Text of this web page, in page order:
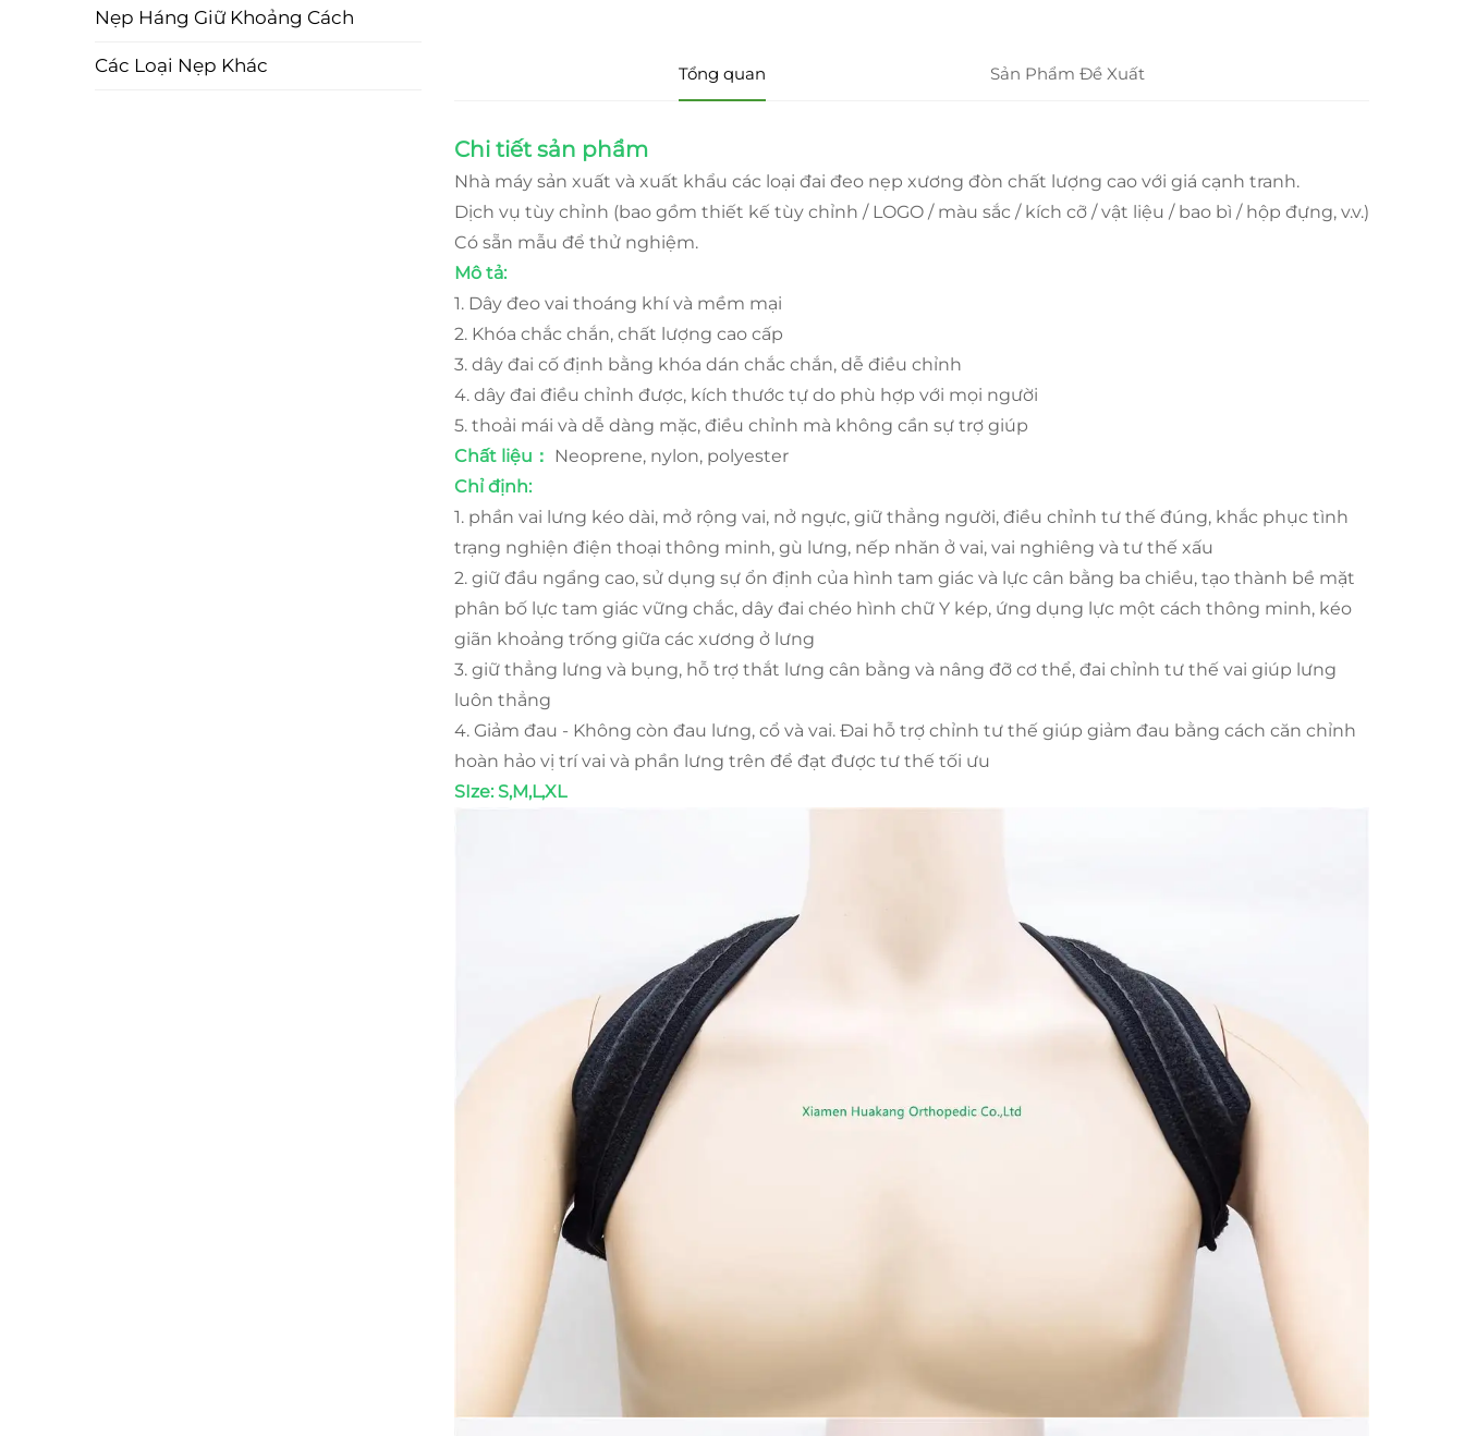
Nẹp Háng Giữ Khoảng Cách
Các Loại Nẹp Khác Tổng quan Sản Phẩm Đề Xuất
Chi tiết sản phẩm
Nhà máy sản xuất và xuất khẩu các loại đai đeo nẹp xương đòn chất lượng cao với giá cạnh tranh.
Dịch vụ tùy chỉnh (bao gồm thiết kế tùy chỉnh / LOGO / màu sắc / kích cỡ / vật liệu / bao bì / hộp đựng, v.v.)
Có sẵn mẫu để thử nghiệm.
Mô tả:
1. Dây đeo vai thoáng khí và mềm mại
2. Khóa chắc chắn, chất lượng cao cấp
3. dây đai cố định bằng khóa dán chắc chắn, dễ điều chỉnh
4. dây đai điều chỉnh được, kích thước tự do phù hợp với mọi người
5. thoải mái và dễ dàng mặc, điều chỉnh mà không cần sự trợ giúp
Chất liệu： Neoprene, nylon, polyester
Chỉ định:
1. phần vai lưng kéo dài, mở rộng vai, nở ngực, giữ thẳng người, điều chỉnh tư thế đúng, khắc phục tình
trạng nghiện điện thoại thông minh, gù lưng, nếp nhăn ở vai, vai nghiêng và tư thế xấu
2. giữ đầu ngẩng cao, sử dụng sự ổn định của hình tam giác và lực cân bằng ba chiều, tạo thành bề mặt
phân bố lực tam giác vững chắc, dây đai chéo hình chữ Y kép, ứng dụng lực một cách thông minh, kéo
giãn khoảng trống giữa các xương ở lưng
3. giữ thẳng lưng và bụng, hỗ trợ thắt lưng cân bằng và nâng đỡ cơ thể, đai chỉnh tư thế vai giúp lưng
luôn thẳng
4. Giảm đau - Không còn đau lưng, cổ và vai. Đai hỗ trợ chỉnh tư thế giúp giảm đau bằng cách căn chỉnh
hoàn hảo vị trí vai và phần lưng trên để đạt được tư thế tối ưu
SIze: S,M,L,XL